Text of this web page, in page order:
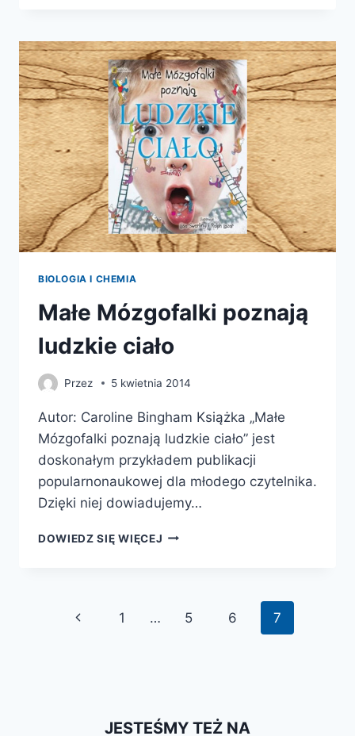
BIOLOGIA I CHEMIA
Małe Mózgofalki poznają
ludzkie ciało
Przez 5 kwietnia 2014
Autor: Caroline Bingham Książka „Małe
Mózgofalki poznają ludzkie ciało” jest
doskonałym przykładem publikacji
popularnonaukowej dla młodego czytelnika.
Dzięki niej dowiadujemy…
DOWIEDZ SIĘ WIĘCEJ MAŁE
Nawigacja
Poprzednia
1 … 5 6 7
JESTEŚMY TEŻ NA